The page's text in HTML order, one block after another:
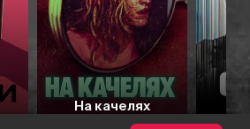
На качелях